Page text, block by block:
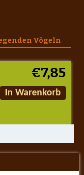
Vögeln
€7,85
In Warenkorb